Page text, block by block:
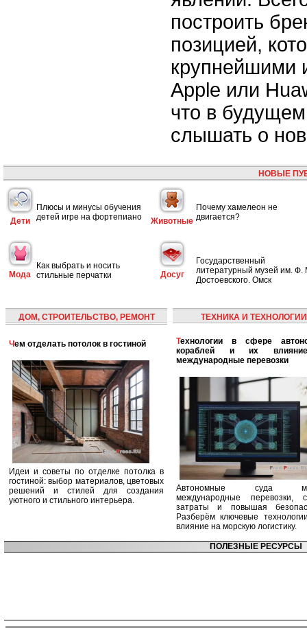
построить
позицией,
крупнейшими
Apple или
что в
слышать о
НОВЫЕ
Дети
Плюсы и минусы обучения
детей игре на фортепиано
Животные
Почему хамелеон не
двигается?
Мода
Как выбрать и носить
стильные перчатки
Досуг
Государственный
литературный музей им. Ф.
Достоевского. Омск
ДОМ, СТРОИТЕЛЬСТВО, РЕМОНТ
Чем отделать потолок в гостиной
Идеи и советы по отделке потолка в
гостиной: выбор материалов, цветовых
решений и стилей для создания
уютного и стильного интерьера.
ТЕХНИКА И ТЕХНОЛОГИИ
Технологии в сфере автономных
кораблей и их
международные перевозки
Автономные суда
международные перевозки,
затраты и повышая
Разберём ключевые
влияние на морскую логистику.
ПОЛЕЗНЫЕ РЕСУРСЫ